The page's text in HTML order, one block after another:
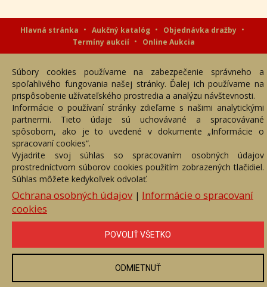
Hlavná stránka Aukčný katalóg
Objednávka dražby
Termíny aukcií
Online Aukcia
Akékoľvek používanie obrazových a textových súčastí tejto stránky je
podmienené výslovným súhlasom jej vlastníka. Všetky práva sú
vyhradené.
Súbory cookies používame na zabezpečenie správneho a
spoľahlivého fungovania našej stránky. Ďalej ich používame na
prispôsobenie užívateľského prostredia a analýzu návštevnosti.
Informácie o používaní stránky zdieľame s našimi analytickými
partnermi. Tieto údaje sú uchovávané a spracovávané
spôsobom, ako je to uvedené v dokumente „Informácie o
spracovaní cookies“.
Vyjadrite svoj súhlas so spracovaním osobných údajov
prostredníctvom súborov cookies použitím zobrazených tlačidiel.
Súhlas môžete kedykoľvek odvolať.
Ochrana osobných údajov| Informácie o spracovaní
cookies
POVOLIŤ VŠETKO
ODMIETNUŤ